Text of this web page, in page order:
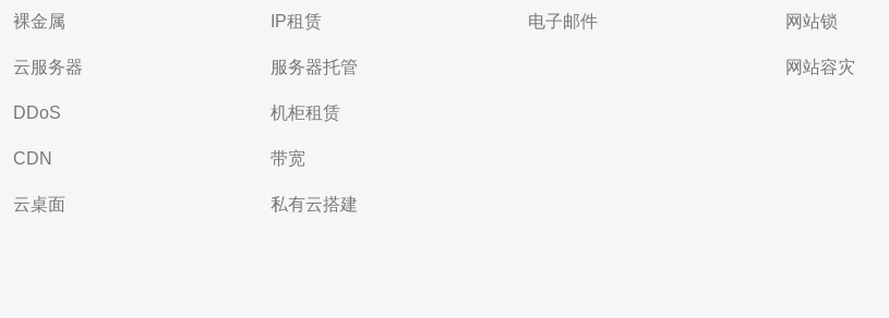
裸金属
云服务器
DDoS
CDN
云桌面
IP租赁
服务器托管
机柜租赁
带宽
私有云搭建
电子邮件 网站锁
网站容灾